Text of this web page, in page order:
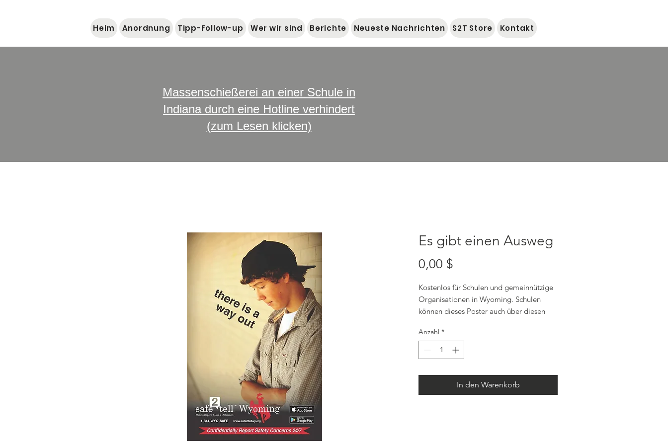
Heim Anordnung Tipp-Follow-up Wer wir sind Berichte Neueste Nachrichten S2T Store Kontakt
Massenschießerei an einer Schule in
Indiana durch eine Hotline verhindert
(zum Lesen klicken)
Es gibt einen Ausweg
0,00 $
Kostenlos für Schulen und gemeinnützige
Organisationen in Wyoming. Schulen
können dieses Poster auch über diesen
x 17". Aufgrund von Versand- und
Verwaltungskosten können Bestellungen
an Privatpersonen nicht berücksichtigt
Anzahl *
In den Warenkorb